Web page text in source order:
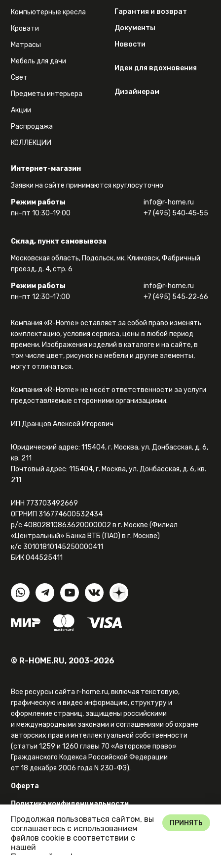
Интернет-магазин
Заявки на сайте принимаются круглосуточно
Режим работы
пн-пт 10:30-19:00
info@r-home.ru
+7 (495) 540‑45‑55
Склад, пункт самовывоза
Московская область, Подольск, мк. Климовск, Фабричный
проезд, д. 4, стр. 6
Режим работы
пн-пт 12:30-17:00
info@r-home.ru
+7 (495) 545‑22‑66
Компьютерные кресла
Кровати
Матрасы
Мебель для дачи
Свет
Предметы интерьера
Акции
Распродажа
КОЛЛЕКЦИИ
Гарантия и возврат
Документы
Новости
Идеи для вдохновения
Дизайнерам
Компания «R-Home» оставляет за собой право изменять
комплектацию, условия сервиса, цены в любой период
времени. Изображения изделий в каталоге и на сайте, в
том числе цвет, рисунок на мебели и другие элементы,
могут отличаться.
Компания «R-Home» не несёт ответственности за услуги
предоставляемые сторонними организациями.
ИП Дранцов Алексей Игоревич
Юридический адрес: 115404, г. Москва, ул. Донбасская, д. 6,
кв. 211
Почтовый адрес: 115404, г. Москва, ул. Донбасская, д. 6, кв.
211
ИНН 773703492669
ОГРНИП 316774600532434
р/с 40802810863620000002 в г. Москве (Филиал
«Центральный» Банка ВТБ (ПАО) в г. Москве)
к/с 30101810145250000411
БИК 044525411
© R-HOME.RU, 2003–2026
Все ресурсы сайта r-home.ru, включая текстовую,
графическую и видео информацию, структуру и
оформление страниц, защищены российскими
и международными законами и соглашениями об охране
авторских прав и интеллектуальной собственности
(статьи 1259 и 1260 главы 70 «Авторское право»
Гражданского Кодекса Российской Федерации
от 18 декабря 2006 года N 230-ФЗ).
Оферта
Политика конфиденциальности
Карта сайта
Продолжая пользоваться сайтом, вы
соглашаетесь с использованием
файлов cookie в соответствии с
нашей
ПРИНЯТЬ